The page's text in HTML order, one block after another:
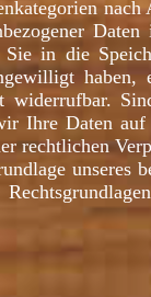
in die
haben,
Ihre Daten
rechtlichen
unseres